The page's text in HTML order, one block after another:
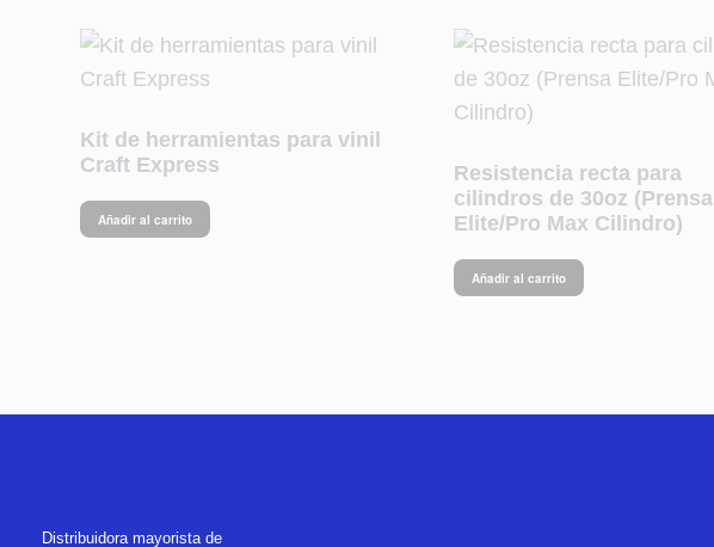
Kit de herramientas para vinil
Craft Express
Añadir al carrito
Resistencia recta para
cilindros de 30oz (Prensa
Elite/Pro Max Cilindro)
Añadir al carrito
Distribuidora mayorista de